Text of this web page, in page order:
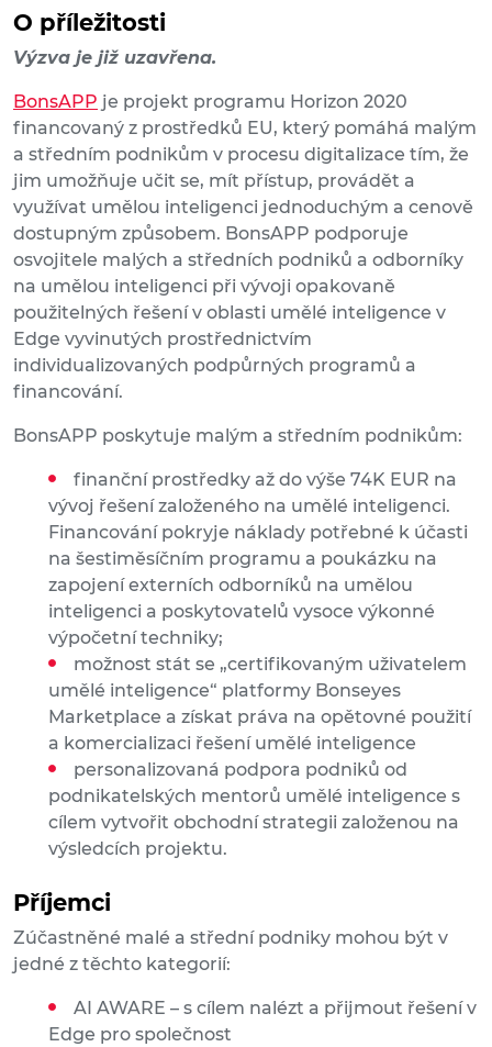
O příležitosti
Výzva je již uzavřena.
BonsAPP je projekt programu Horizon 2020
financovaný z prostředků EU, který pomáhá malým
a středním podnikům v procesu digitalizace tím, že
jim umožňuje učit se, mít přístup, provádět a
využívat umělou inteligenci jednoduchým a cenově
dostupným způsobem. BonsAPP podporuje
osvojitele malých a středních podniků a odborníky
na umělou inteligenci při vývoji opakovaně
použitelných řešení v oblasti umělé inteligence v
Edge vyvinutých prostřednictvím
individualizovaných podpůrných programů a
financování.
BonsAPP poskytuje malým a středním podnikům:
finanční prostředky až do výše 74K EUR na
vývoj řešení založeného na umělé inteligenci.
Financování pokryje náklady potřebné k účasti
na šestiměsíčním programu a poukázku na
zapojení externích odborníků na umělou
inteligenci a poskytovatelů vysoce výkonné
výpočetní techniky;
možnost stát se „certifikovaným uživatelem
umělé inteligence“ platformy Bonseyes
Marketplace a získat práva na opětovné použití
a komercializaci řešení umělé inteligence
personalizovaná podpora podniků od
podnikatelských mentorů umělé inteligence s
cílem vytvořit obchodní strategii založenou na
výsledcích projektu.
Příjemci
Zúčastněné malé a střední podniky mohou být v
jedné z těchto kategorií:
AI AWARE – s cílem nalézt a přijmout řešení v
Edge pro společnost